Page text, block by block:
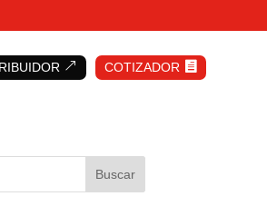
& COTIZADOR 
Buscar